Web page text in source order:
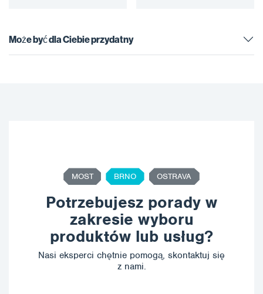
Może być dla Ciebie przydatny
MOST BRNO OSTRAVA
Potrzebujesz porady w
zakresie wyboru
produktów lub usług?
Nasi eksperci chętnie pomogą, skontaktuj się
z nami.